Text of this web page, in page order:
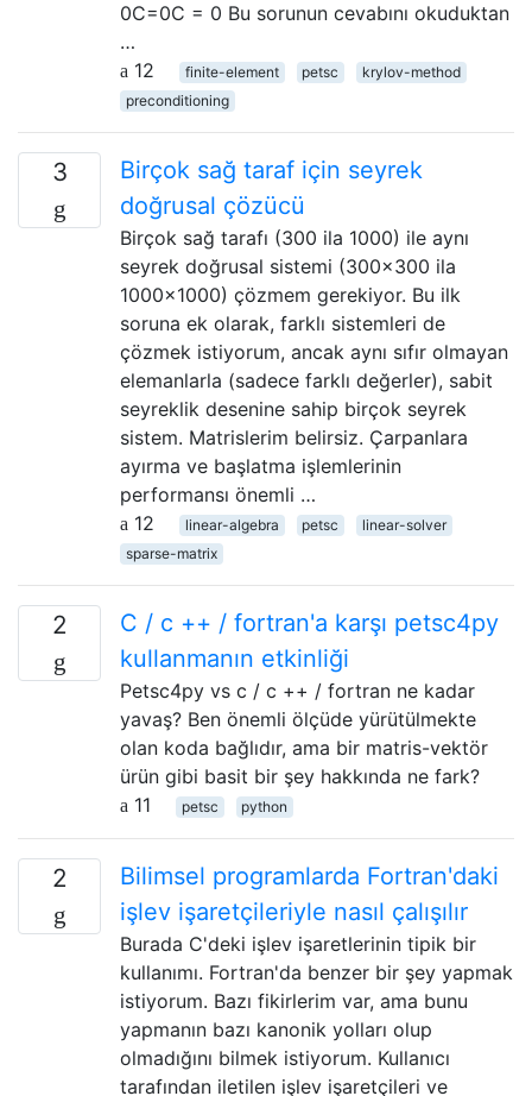
0C=0C = 0 Bu sorunun cevabını okuduktan
…
12
finite-element petsc
krylov-method
preconditioning
3
Birçok sağ taraf için seyrek
doğrusal çözücü
Birçok sağ tarafı (300 ila 1000) ile aynı
seyrek doğrusal sistemi (300x300 ila
1000x1000) çözmem gerekiyor. Bu ilk
soruna ek olarak, farklı sistemleri de
çözmek istiyorum, ancak aynı sıfır olmayan
elemanlarla (sadece farklı değerler), sabit
seyreklik desenine sahip birçok seyrek
sistem. Matrislerim belirsiz. Çarpanlara
ayırma ve başlatma işlemlerinin
performansı önemli …
12
linear-algebra petsc
linear-solver
sparse-matrix
2
C / c ++ / fortran'a karşı petsc4py
kullanmanın etkinliği
Petsc4py vs c / c ++ / fortran ne kadar
yavaş? Ben önemli ölçüde yürütülmekte
olan koda bağlıdır, ama bir matris-vektör
ürün gibi basit bir şey hakkında ne fark?
11
petsc python
2
Bilimsel programlarda Fortran'daki
işlev işaretçileriyle nasıl çalışılır
Burada C'deki işlev işaretlerinin tipik bir
kullanımı. Fortran'da benzer bir şey yapmak
istiyorum. Bazı fikirlerim var, ama bunu
yapmanın bazı kanonik yolları olup
olmadığını bilmek istiyorum. Kullanıcı
tarafından iletilen işlev işaretçileri ve